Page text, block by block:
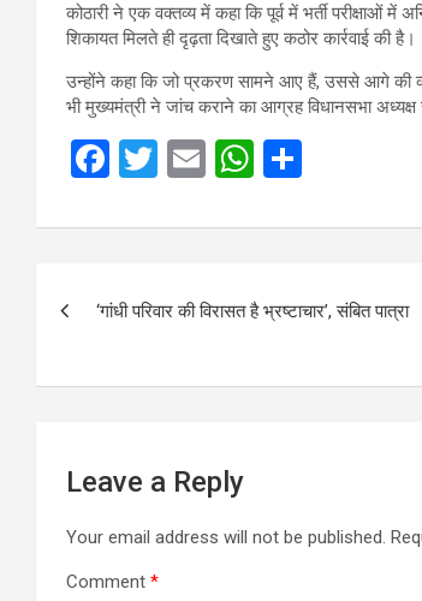
कोठारी ने एक वक्तव्य में कहा कि पूर्व में भर्ती परीक्षाओं
शिकायत मिलते ही दृढ़ता दिखाते हुए कठोर कार्रवाई की है।
उन्होंने कहा कि जो प्रकरण सामने आए हैं, उससे आगे की
भी मुख्यमंत्री ने जांच कराने का आग्रह विधानसभा
F
ce
o
k
T
tt
E
ail
W
at
A
p
ar
‘गांधी परिवार की विरासत है भ्रष्टाचार’, संबित पात्रा
Leave a Reply
Your email address will not be published.
Comment *